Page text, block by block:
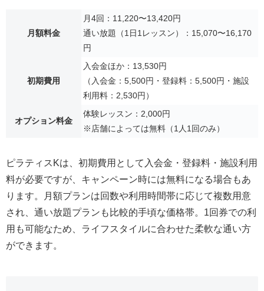
月額料金
月4回：11,220〜13,420円
通い放題（1日1レッスン）：15,070〜16,170
円
初期費用
入会金ほか：13,530円
（入会金：5,500円・登録料：5,500円・施設
利用料：2,530円）
オプション料金
体験レッスン：2,000円
※店舗によっては無料（1人1回のみ）
ピラティスKは、初期費用として入会金・登録料・施設利用
料が必要ですが、キャンペーン時には無料になる場合もあ
ります。月額プランは回数や利用時間帯に応じて複数用意
され、通い放題プランも比較的手頃な価格帯。1回券での利
用も可能なため、ライフスタイルに合わせた柔軟な通い方
ができます。